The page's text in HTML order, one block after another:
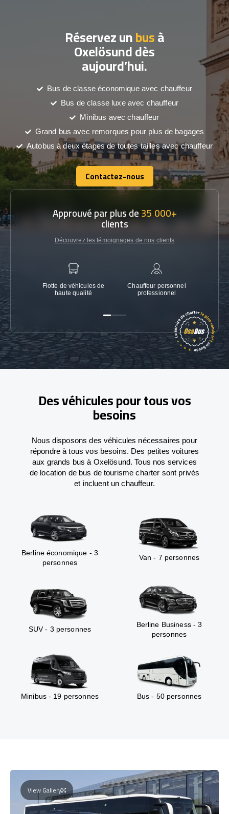
Réservez unbusà
Oxelösund dès
aujourd’hui.
Bus de classe économique avec chauffeur
Bus de classe luxe avec chauffeur
Minibus avec chauffeur
Grand bus avec remorques pour plus de bagages
Autobus à deux étages de toutes tailles avec chauffeur
Contactez-nous
Contactez-nous
Approuvé par plus de35 000+
clients
Découvrez les témoignages de nos clients
Flotte de véhicules de
haute qualité
Chauffeur personnel
professionnel
Des véhicules pour tous vos
besoins
Nous disposons des véhicules nécessaires pour
répondre à tous vos besoins. Des petites voitures
aux grands bus à Oxelösund. Tous nos services
de location de bus de tourisme charter sont privés
et incluent un chauffeur.
Berline économique - 3
personnes
Van - 7 personnes
SUV - 3 personnes
Berline Business - 3
personnes
Minibus - 19 personnes Bus - 50 personnes
View Gallery